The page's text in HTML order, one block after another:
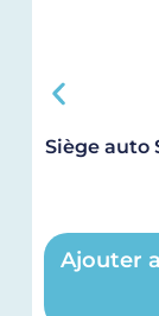
Siège auto
Ajouter